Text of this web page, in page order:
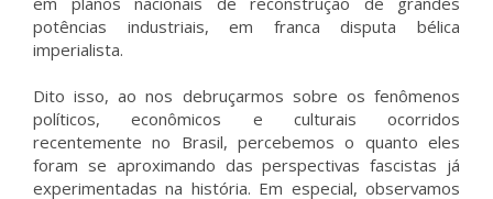
potências industriais, em franca disputa bélica
imperialista.
Dito isso, ao nos debruçarmos sobre os fenômenos
políticos, econômicos e culturais ocorridos
recentemente no Brasil, percebemos o quanto eles
foram se aproximando das perspectivas fascistas já
experimentadas na história. Em especial, observamos